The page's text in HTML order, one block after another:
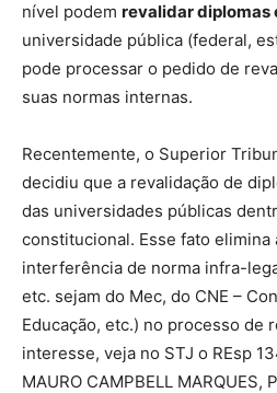
nível podem revalidar diplomas
universidade pública (federal,
pode processar o pedido de
suas normas internas.
Recentemente, o Superior
decidiu que a revalidação de
das universidades públicas
constitucional. Esse fato elimina
interferência de norma infra-
etc. sejam do Mec, do CNE –
Educação, etc.) no processo de
interesse, veja no STJ o REsp
MAURO CAMPBELL MARQUES,